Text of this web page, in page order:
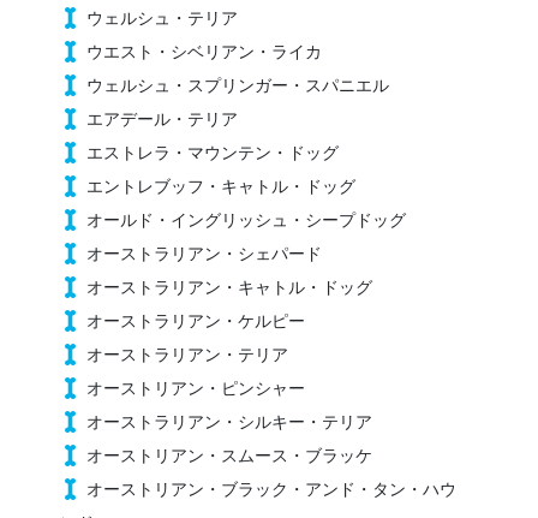
ウェルシュ・テリア
ウエスト・シベリアン・ライカ
ウェルシュ・スプリンガー・スパニエル
エアデール・テリア
エストレラ・マウンテン・ドッグ
エントレブッフ・キャトル・ドッグ
オールド・イングリッシュ・シープドッグ
オーストラリアン・シェパード
オーストラリアン・キャトル・ドッグ
オーストラリアン・ケルピー
オーストラリアン・テリア
オーストリアン・ピンシャー
オーストラリアン・シルキー・テリア
オーストリアン・スムース・ブラッケ
オーストリアン・ブラック・アンド・タン・ハウ